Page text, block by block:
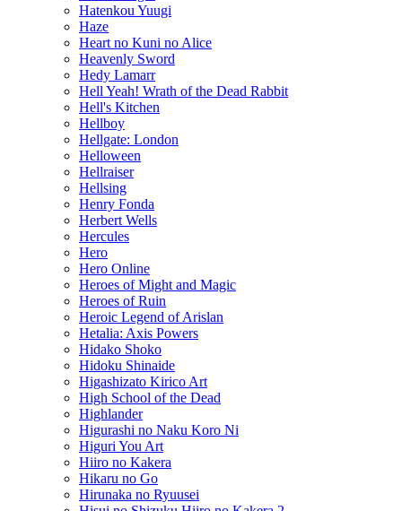
Hatenkou Yuugi
Haze
Heart no Kuni no Alice
Heavenly Sword
Hedy Lamarr
Hell Yeah! Wrath of the Dead Rabbit
Hell's Kitchen
Hellboy
Hellgate: London
Helloween
Hellraiser
Hellsing
Henry Fonda
Herbert Wells
Hercules
Hero
Hero Online
Heroes of Might and Magic
Heroes of Ruin
Heroic Legend of Arislan
Hetalia: Axis Powers
Hidako Shoko
Hidoku Shinaide
Higashizato Kirico Art
High School of the Dead
Highlander
Higurashi no Naku Koro Ni
Higuri You Art
Hiiro no Kakera
Hikaru no Go
Hirunaka no Ryuusei